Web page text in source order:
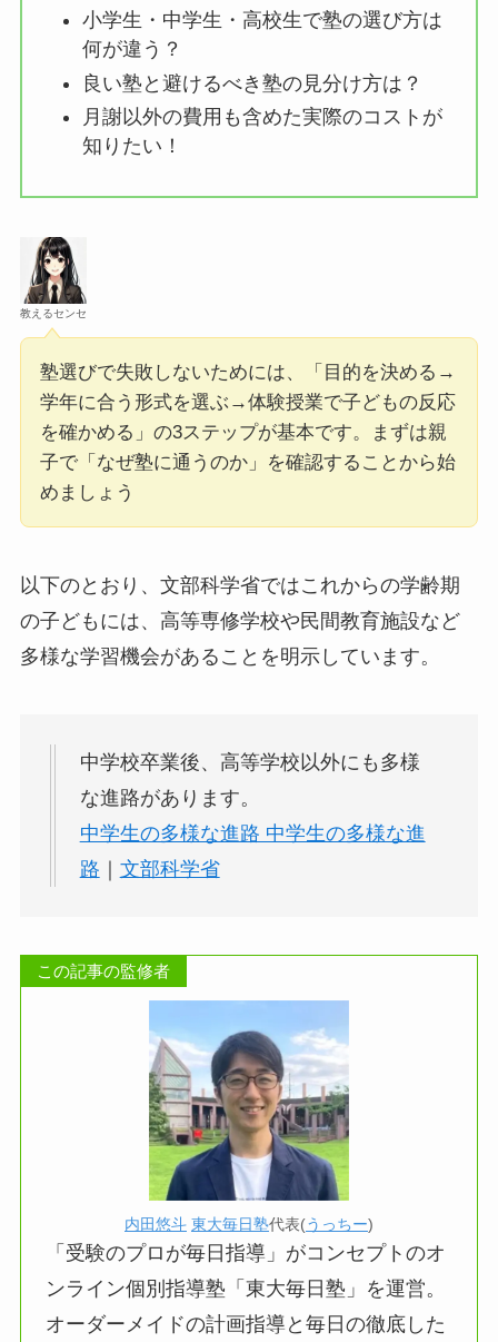
小学生・中学生・高校生で塾の選び方は
何が違う？
良い塾と避けるべき塾の見分け方は？
月謝以外の費用も含めた実際のコストが
知りたい！
教えるセンセ
塾選びで失敗しないためには、「目的を決める→
学年に合う形式を選ぶ→体験授業で子どもの反応
を確かめる」の3ステップが基本です。まずは親
子で「なぜ塾に通うのか」を確認することから始
めましょう
以下のとおり、文部科学省ではこれからの学齢期
の子どもには、高等専修学校や民間教育施設など
多様な学習機会があることを明示しています。
中学校卒業後、高等学校以外にも多様
な進路があります。
中学生の多様な進路 中学生の多様な進
路
文部科学省
この記事の監修者
内田悠斗 東大毎日塾代表(うっちー)
「受験のプロが毎日指導」がコンセプトのオ
ンライン個別指導塾「東大毎日塾」を運営。
オーダーメイドの計画指導と毎日の徹底した